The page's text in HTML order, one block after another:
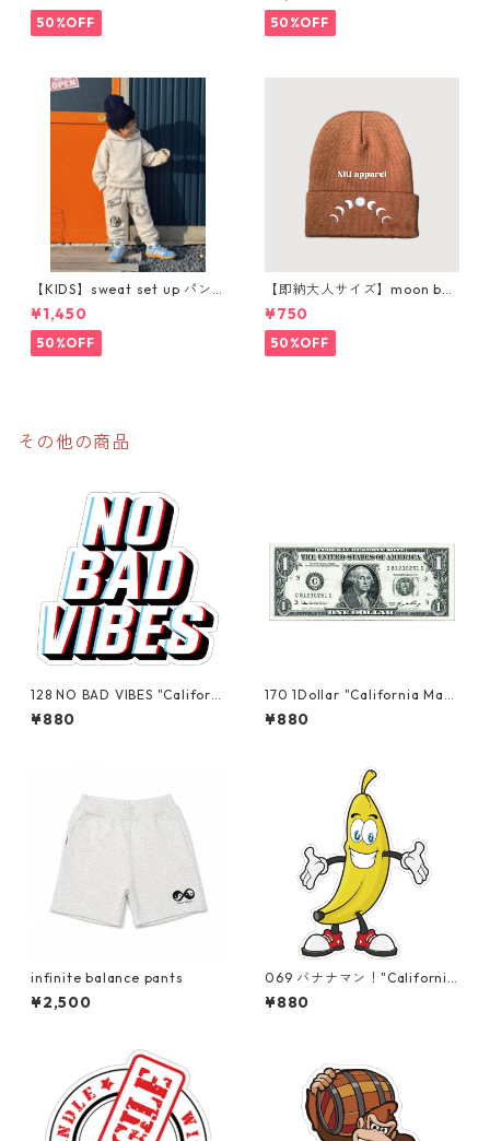
50%OFF 50%OFF
【KIDS】sweat set up パン
ツ購入ページ
¥1,450
50%OFF
【即納大人サイズ】moon bea
nie
¥750
50%OFF
その他の商品
128 NO BAD VIBES "Californi
a Market Center" アメリカ
ンステッカー スーツケー
¥880
170 1Dollar "California Mark
et Center" アメリカンステ
ッカー スーツケース シー
¥880
infinite balance pants
¥2,500
069 バナナマン！"California
Market Center" アメリカン
ステッカー スーツケース
¥880